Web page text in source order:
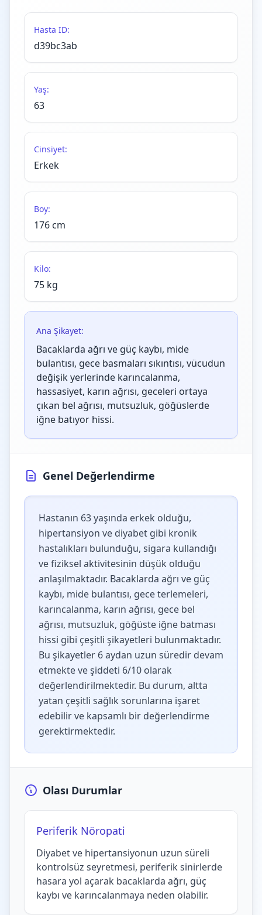
Hasta ID:
d39bc3ab
Yaş:
63
Cinsiyet:
Erkek
Boy:
176 cm
Kilo:
75 kg
Ana Şikayet:
Bacaklarda ağrı ve güç kaybı, mide
bulantısı, gece basmaları sıkıntısı, vücudun
değişik yerlerinde karıncalanma,
hassasiyet, karın ağrısı, geceleri ortaya
çıkan bel ağrısı, mutsuzluk, göğüslerde
iğne batıyor hissi.
Genel Değerlendirme
Hastanın 63 yaşında erkek olduğu,
hipertansiyon ve diyabet gibi kronik
hastalıkları bulunduğu, sigara kullandığı
ve fiziksel aktivitesinin düşük olduğu
anlaşılmaktadır. Bacaklarda ağrı ve güç
kaybı, mide bulantısı, gece terlemeleri,
karıncalanma, karın ağrısı, gece bel
ağrısı, mutsuzluk, göğüste iğne batması
hissi gibi çeşitli şikayetleri bulunmaktadır.
Bu şikayetler 6 aydan uzun süredir devam
etmekte ve şiddeti 6/10 olarak
değerlendirilmektedir. Bu durum, altta
yatan çeşitli sağlık sorunlarına işaret
edebilir ve kapsamlı bir değerlendirme
gerektirmektedir.
Olası Durumlar
Periferik Nöropati
Diyabet ve hipertansiyonun uzun süreli
kontrolsüz seyretmesi, periferik sinirlerde
hasara yol açarak bacaklarda ağrı, güç
kaybı ve karıncalanmaya neden olabilir.